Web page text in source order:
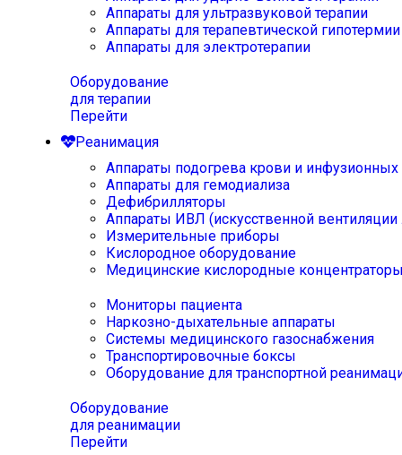
Аппараты для ультразвуковой терапии
Аппараты для терапевтической
Аппараты для электротерапии
Оборудование
для терапии
Перейти
Реанимация
Аппараты подогрева крови и инфузионных
Аппараты для гемодиализа
Дефибрилляторы
Аппараты ИВЛ (искусственной вентиляции
Измерительные приборы
Кислородное оборудование
Медицинские кислородные
Мониторы пациента
Наркозно-дыхательные аппараты
Системы медицинского газоснабжения
Транспортировочные боксы
Оборудование для транспортной
Оборудование
для реанимации
Перейти